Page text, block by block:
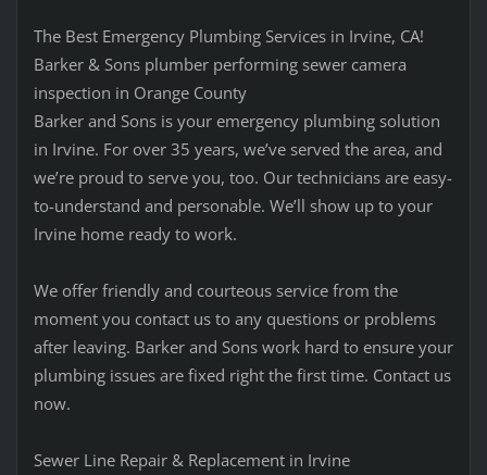
The Best Emergency Plumbing Services in Irvine, CA!
Barker & Sons plumber performing sewer camera
inspection in Orange County
Barker and Sons is your emergency plumbing solution
in Irvine. For over 35 years, we’ve served the area, and
we’re proud to serve you, too. Our technicians are easy-
to-understand and personable. We’ll show up to your
Irvine home ready to work.
We offer friendly and courteous service from the
moment you contact us to any questions or problems
after leaving. Barker and Sons work hard to ensure your
plumbing issues are fixed right the first time. Contact us
now.
Sewer Line Repair & Replacement in Irvine